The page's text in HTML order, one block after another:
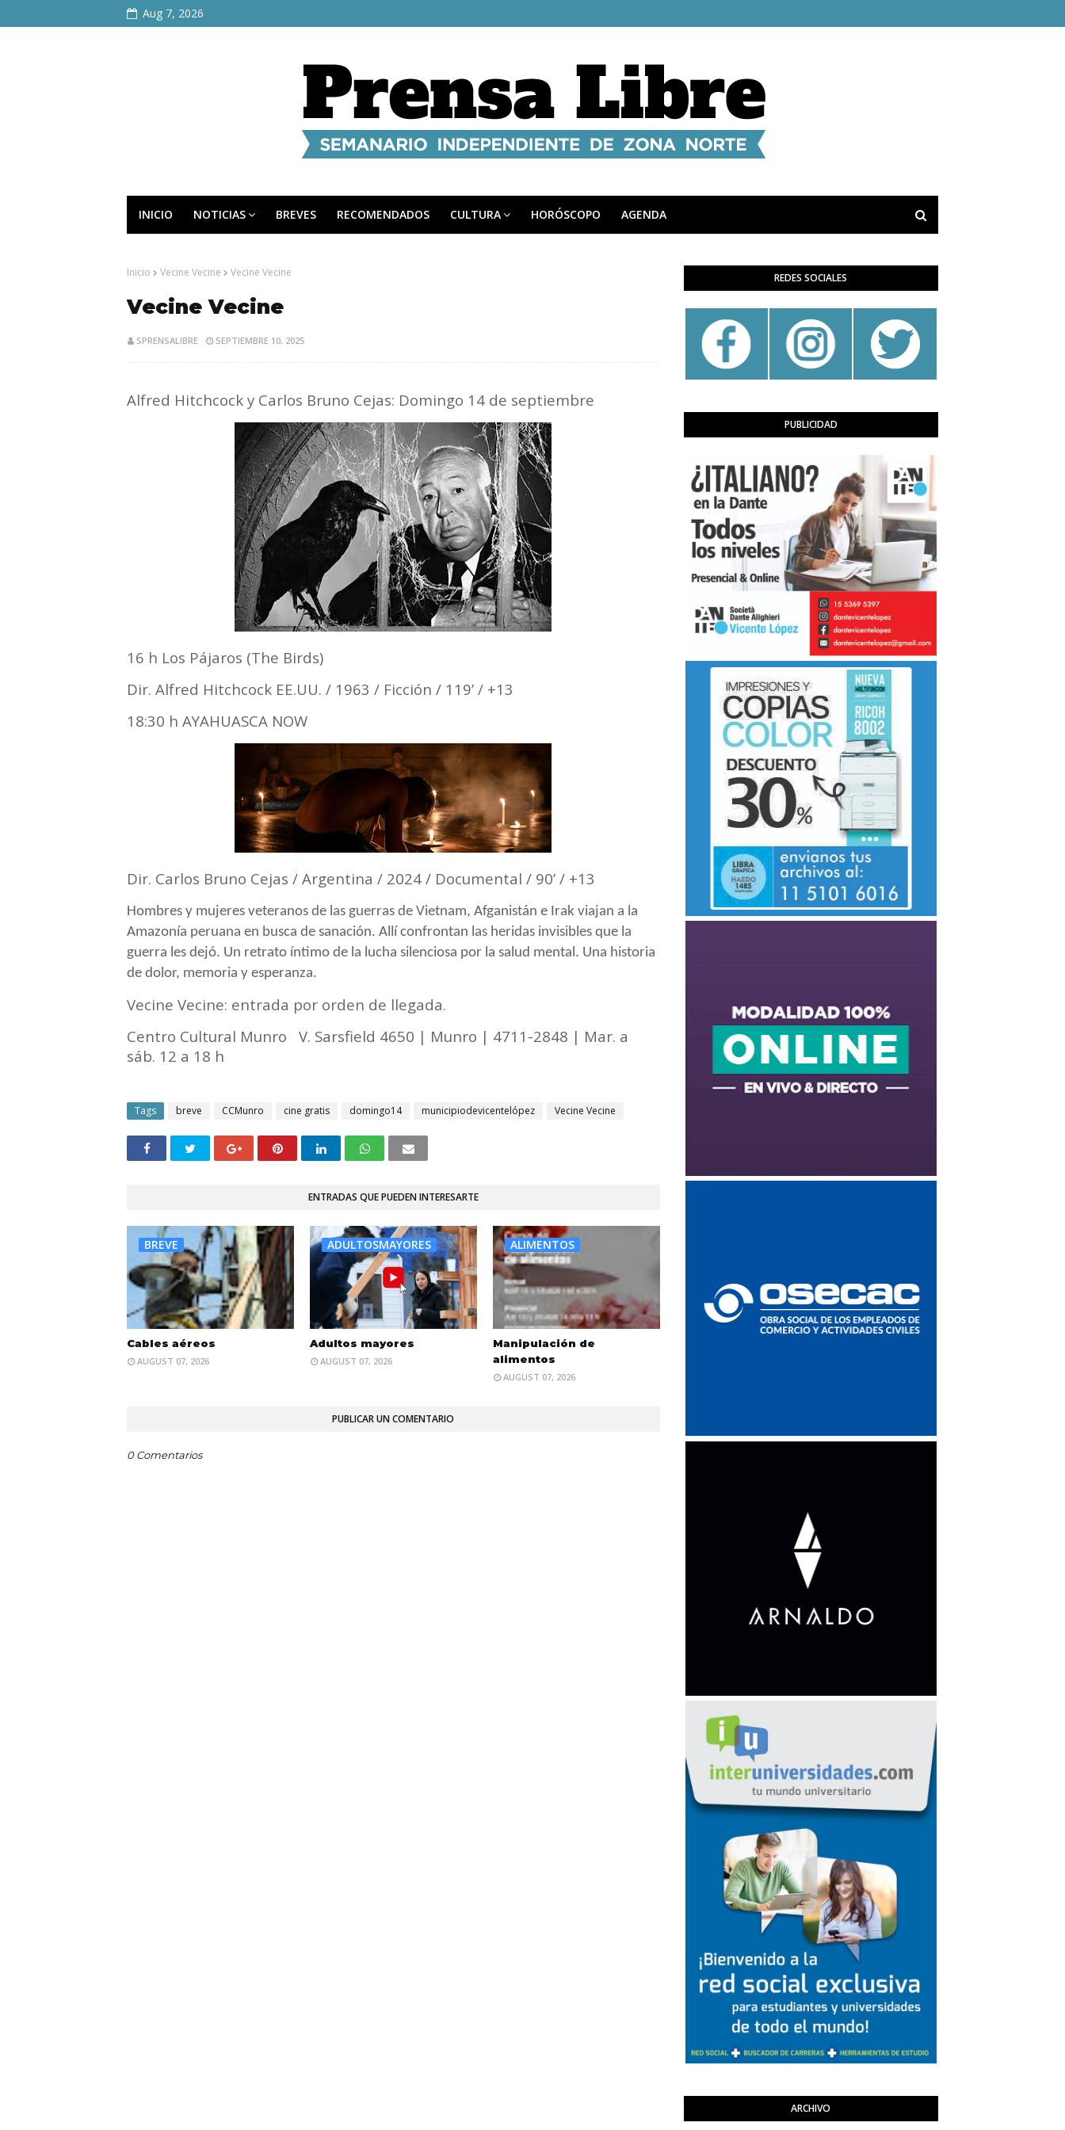
Aug 7, 2026
INICIO NOTICIAS BREVES RECOMENDADOS CULTURA HORÓSCOPO AGENDA
Inicio Vecine Vecine Vecine Vecine
Vecine Vecine
SPRENSALIBRE SEPTIEMBRE 10, 2025
Alfred Hitchcock y Carlos Bruno Cejas: Domingo 14 de septiembre
16 h Los Pájaros (The Birds)
Dir. Alfred Hitchcock EE.UU. / 1963 / Ficción / 119’ / +13
18:30 h AYAHUASCA NOW
Dir. Carlos Bruno Cejas / Argentina / 2024 / Documental / 90’ / +13
Hombres y mujeres veteranos de las guerras de Vietnam, Afganistán e Irak viajan a la
Amazonía peruana en busca de sanación. Allí confrontan las heridas invisibles que la
guerra les dejó. Un retrato íntimo de la lucha silenciosa por la salud mental. Una historia
de dolor, memoria y esperanza.
Vecine Vecine: entrada por orden de llegada.
Centro Cultural Munro V. Sarsfield 4650 | Munro | 4711-2848 | Mar. a
sáb. 12 a 18 h
Tags breve CCMunro cine gratis domingo14 municipiodevicentelópez Vecine Vecine
ENTRADAS QUE PUEDEN INTERESARTE
BREVE
Cables aéreos
AUGUST 07, 2026
ADULTOSMAYORES
Adultos mayores
AUGUST 07, 2026
ALIMENTOS
Manipulación de
alimentos
AUGUST 07, 2026
PUBLICAR UN COMENTARIO
0 Comentarios
REDES SOCIALES
PUBLICIDAD
ARCHIVO